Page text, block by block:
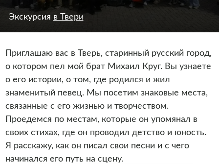
Экскурсия в Твери
Приглашаю вас в Тверь, старинный русский город,
о котором пел мой брат Михаил Круг. Вы узнаете
о его истории, о том, где родился и жил
знаменитый певец. Мы посетим знаковые места,
связанные с его жизнью и творчеством.
Проедемся по местам, которые он упомянал в
своих стихах, где он проводил детство и юность.
Я расскажу, как он писал свои песни и с чего
начинался его путь на сцену.